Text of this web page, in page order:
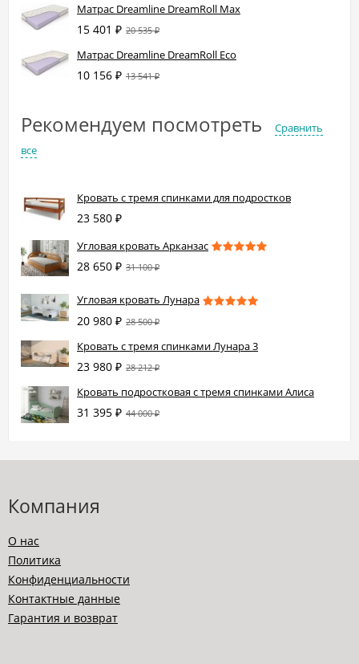
Матрас Dreamline DreamRoll Max
15 401 ₽ 20 535₽
Матрас Dreamline DreamRoll Eco
10 156 ₽ 13 541₽
Рекомендуем посмотреть
Сравнить
все
Кровать с тремя спинками для подростков
23 580 ₽
Угловая кровать Арканзас
28 650 ₽ 31 100₽
Угловая кровать Лунара
20 980 ₽ 28 500₽
Кровать с тремя спинками Лунара 3
23 980 ₽ 28 212₽
Кровать подростковая с тремя спинками Алиса
31 395 ₽ 44 000₽
Компания
О нас
Политика
Конфиденциальности
Контактные данные
Гарантия и возврат